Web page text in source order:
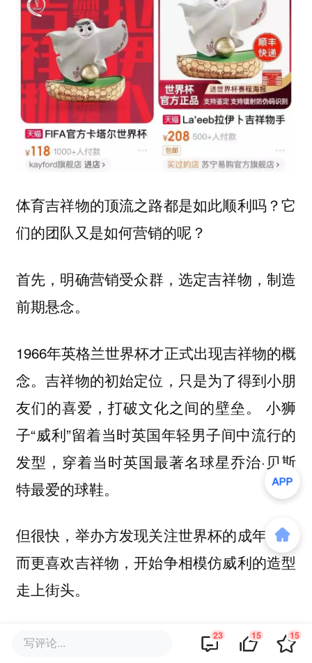
体育吉祥物的顶流之路都是如此顺利吗？它
们的团队又是如何营销的呢？
首先， 明确营销受众群，选定吉祥物，制造
前期悬念。
1966年英格兰世界杯才正式出现吉祥物的概
念。吉祥物的初始定位，只是为了得到小朋
友们的喜爱，打破文化之间的壁垒。 小狮
子“威利”留着当时英国年轻男子间中流行的
发型，穿着当时英国最著名球星乔治·贝斯
特最爱的球鞋。
但很快，举办方发现关注世界杯的成年人反
而更喜欢吉祥物，开始争相模仿威利的造型
走上街头。
自此，世界杯吉祥物的受众逐渐开始向成年
写评论... 23 15 15